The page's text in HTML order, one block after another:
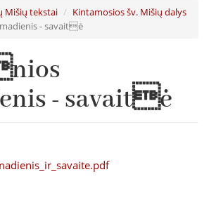
Mišių tekstai
Kintamosios šv. Mišių dalys
- savaitė
- savaitė